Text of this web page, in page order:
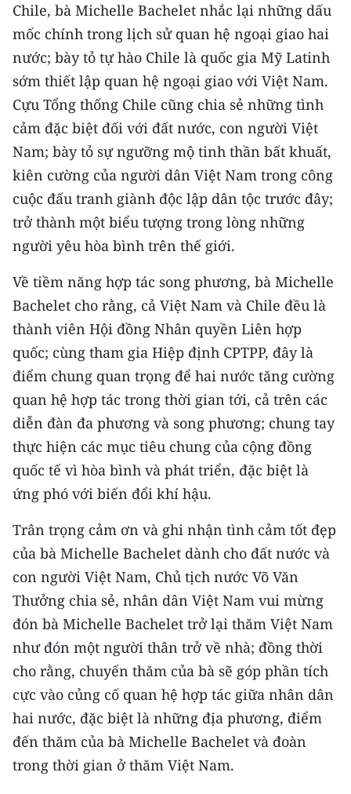
Ảnh
Infographic
TIN MỚI
TIN ĐỊA PHƯƠNG
Trung du và miền núi phía Bắc
Đồng bằng sông Hồng
Bắc Trung Bộ
Duyên hải Nam Trung Bộ và Tây
Nguyên
Đông Nam Bộ
Đồng bằng sông Cửu Long
Chuyên trang Hà Nội
Chuyên trang TP. Hồ Chí Minh
CHUYÊN ĐỀ
VỀ BÁO NHÂN DÂN
THỜI NAY
NHÂN DÂN CUỐI TUẦN
NHÂN DÂN HẰNG THÁNG
MUA BÁO
ĐỌC BÁO IN
Chile, bà Michelle Bachelet nhắc lại những dấu
mốc chính trong lịch sử quan hệ ngoại giao hai
nước; bày tỏ tự hào Chile là quốc gia Mỹ Latinh
sớm thiết lập quan hệ ngoại giao với Việt Nam.
Cựu Tổng thống Chile cũng chia sẻ những tình
cảm đặc biệt đối với đất nước, con người Việt
Nam; bày tỏ sự ngưỡng mộ tinh thần bất khuất,
kiên cường của người dân Việt Nam trong công
cuộc đấu tranh giành độc lập dân tộc trước đây;
trở thành một biểu tượng trong lòng những
người yêu hòa bình trên thế giới.
Về tiềm năng hợp tác song phương, bà Michelle
Bachelet cho rằng, cả Việt Nam và Chile đều là
thành viên Hội đồng Nhân quyền Liên hợp
quốc; cùng tham gia Hiệp định CPTPP, đây là
điểm chung quan trọng để hai nước tăng cường
quan hệ hợp tác trong thời gian tới, cả trên các
diễn đàn đa phương và song phương; chung tay
thực hiện các mục tiêu chung của cộng đồng
quốc tế vì hòa bình và phát triển, đặc biệt là
ứng phó với biến đổi khí hậu.
Trân trọng cảm ơn và ghi nhận tình cảm tốt đẹp
của bà Michelle Bachelet dành cho đất nước và
con người Việt Nam, Chủ tịch nước Võ Văn
Thưởng chia sẻ, nhân dân Việt Nam vui mừng
đón bà Michelle Bachelet trở lại thăm Việt Nam
như đón một người thân trở về nhà; đồng thời
cho rằng, chuyến thăm của bà sẽ góp phần tích
cực vào củng cố quan hệ hợp tác giữa nhân dân
hai nước, đặc biệt là những địa phương, điểm
đến thăm của bà Michelle Bachelet và đoàn
trong thời gian ở thăm Việt Nam.